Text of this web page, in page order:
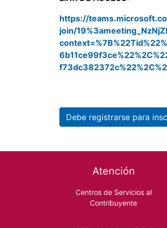
https://
join/
Debe registrarse para
Footer menu
Atención
Centros de Servicios al
Contribuyente